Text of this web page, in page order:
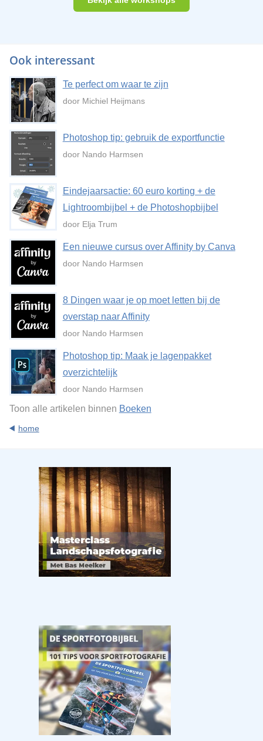
Ook interessant
Te perfect om waar te zijn
door Michiel Heijmans
Photoshop tip: gebruik de exportfunctie
door Nando Harmsen
Eindejaarsactie: 60 euro korting + de
Lightroombijbel + de Photoshopbijbel
door Elja Trum
Een nieuwe cursus over Affinity by Canva
door Nando Harmsen
8 Dingen waar je op moet letten bij de
overstap naar Affinity
door Nando Harmsen
Photoshop tip: Maak je lagenpakket
overzichtelijk
door Nando Harmsen
Toon alle artikelen binnen Boeken
home